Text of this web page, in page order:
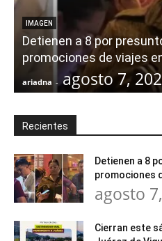
IMAGEN
Detienen a 8 por
promociones de viajes
ariadna - agosto 7,
Recientes
Detienen a 8
promociones
agosto
Cierran este